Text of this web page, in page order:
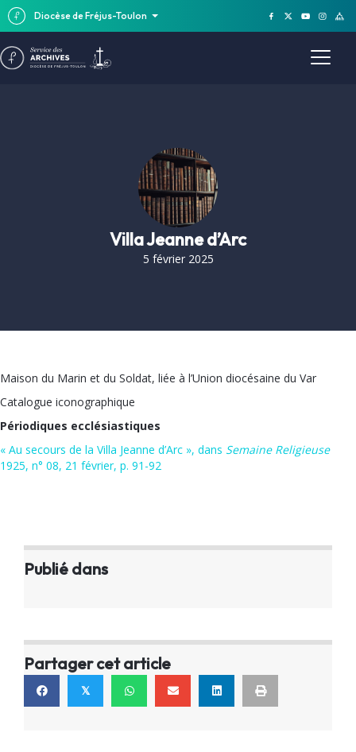
Diocèse de Fréjus-Toulon
Villa Jeanne d’Arc
5 février 2025
Maison du Marin et du Soldat, liée à l’Union diocésaine du Var
Catalogue iconographique
Périodiques ecclésiastiques
« Au secours de la Villa Jeanne d’Arc », dans Semaine Religieuse
1925, n° 08, 21 février, p. 91-92
Publié dans
Partager cet article
𝕏